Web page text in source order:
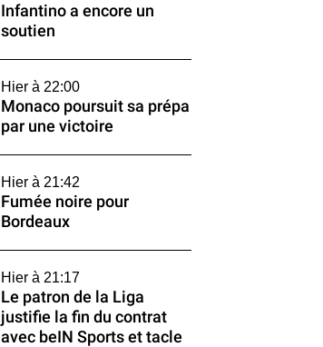
Infantino a encore un
soutien
Hier à 22:00
Monaco poursuit sa prépa
par une victoire
Hier à 21:42
Fumée noire pour
Bordeaux
Hier à 21:17
Le patron de la Liga
justifie la fin du contrat
avec beIN Sports et tacle